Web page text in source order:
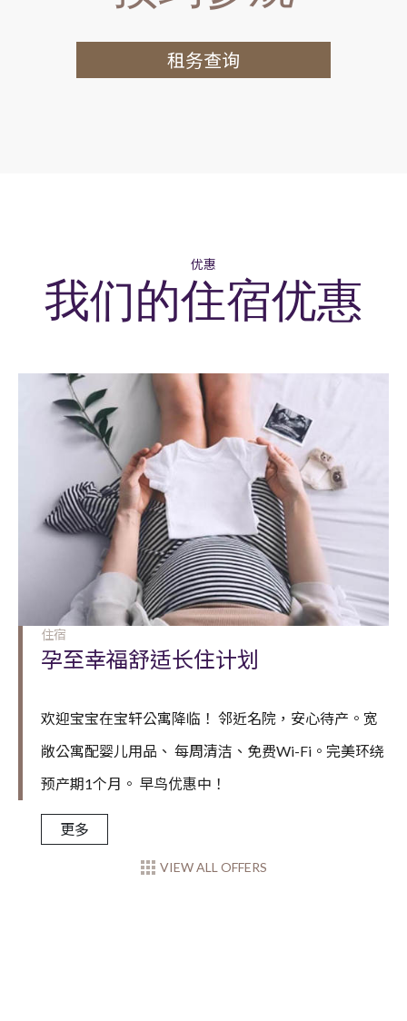
租务查询
优惠
我们的住宿优惠
住宿
孕至幸福舒适长住计划
欢迎宝宝在宝轩公寓降临！ 邻近名院，安心待产。宽
敞公寓配婴儿用品、 每周清洁、免费Wi-Fi。完美环绕
预产期1个月。 早鸟优惠中！
更多
VIEW ALL OFFERS